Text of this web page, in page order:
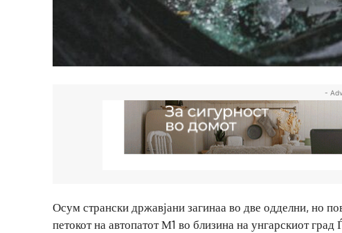
-
Осум странски државјани загинаа во две одделни, но
петокот на автопатот М1 во близина на унгарскиот град